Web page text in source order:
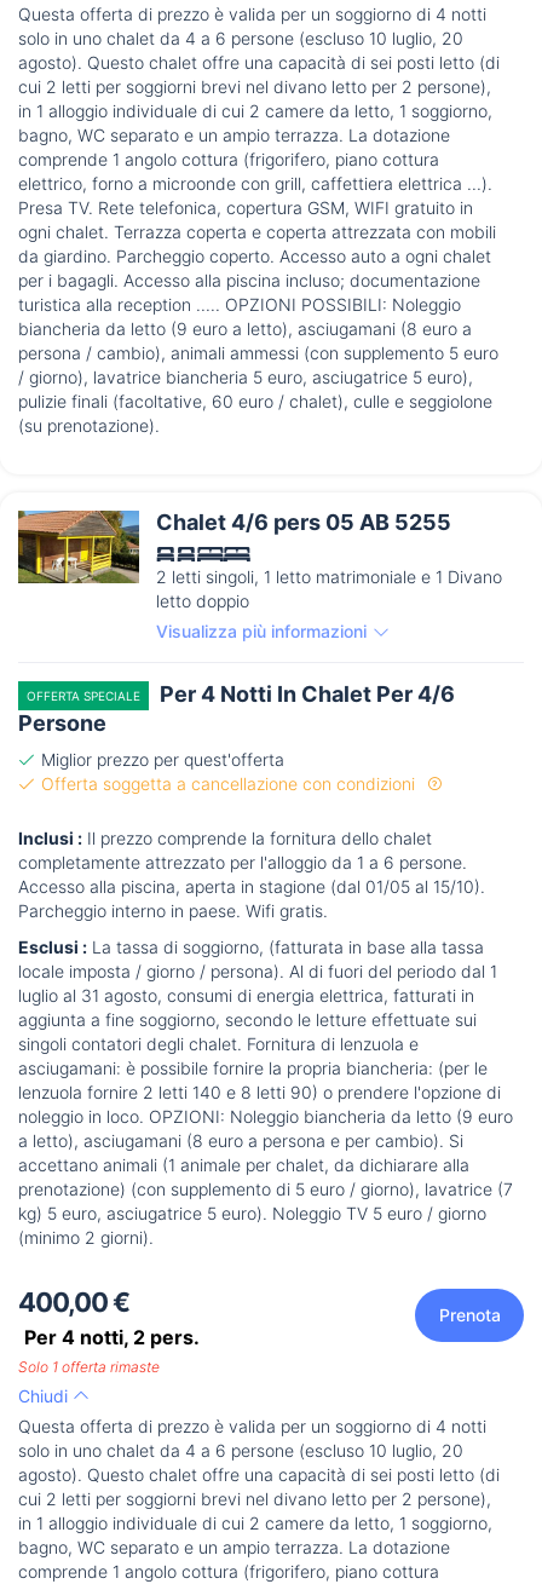
Questa offerta di prezzo è valida per un soggiorno di 4 notti
solo in uno chalet da 4 a 6 persone (escluso 10 luglio, 20
agosto). Questo chalet offre una capacità di sei posti letto (di
cui 2 letti per soggiorni brevi nel divano letto per 2 persone),
in 1 alloggio individuale di cui 2 camere da letto, 1 soggiorno,
bagno, WC separato e un ampio terrazza. La dotazione
comprende 1 angolo cottura (frigorifero, piano cottura
elettrico, forno a microonde con grill, caffettiera elettrica ...).
Presa TV. Rete telefonica, copertura GSM, WIFI gratuito in
ogni chalet. Terrazza coperta e coperta attrezzata con mobili
da giardino. Parcheggio coperto. Accesso auto a ogni chalet
per i bagagli. Accesso alla piscina incluso; documentazione
turistica alla reception ..... OPZIONI POSSIBILI: Noleggio
biancheria da letto (9 euro a letto), asciugamani (8 euro a
persona / cambio), animali ammessi (con supplemento 5 euro
/ giorno), lavatrice biancheria 5 euro, asciugatrice 5 euro),
pulizie finali (facoltative, 60 euro / chalet), culle e seggiolone
(su prenotazione).
Chalet 4/6 pers 05 AB 5255
2 letti singoli, 1 letto matrimoniale e 1 Divano
letto doppio
Visualizza più informazioni
OFFERTA SPECIALE
Per 4 Notti In Chalet Per 4/6
Persone
Miglior prezzo per quest'offerta
Offerta soggetta a cancellazione con condizioni
Inclusi : Il prezzo comprende la fornitura dello chalet
completamente attrezzato per l'alloggio da 1 a 6 persone.
Accesso alla piscina, aperta in stagione (dal 01/05 al 15/10).
Parcheggio interno in paese. Wifi gratis.
Esclusi : La tassa di soggiorno, (fatturata in base alla tassa
locale imposta / giorno / persona). Al di fuori del periodo dal 1
luglio al 31 agosto, consumi di energia elettrica, fatturati in
aggiunta a fine soggiorno, secondo le letture effettuate sui
singoli contatori degli chalet. Fornitura di lenzuola e
asciugamani: è possibile fornire la propria biancheria: (per le
lenzuola fornire 2 letti 140 e 8 letti 90) o prendere l'opzione di
noleggio in loco. OPZIONI: Noleggio biancheria da letto (9 euro
a letto), asciugamani (8 euro a persona e per cambio). Si
accettano animali (1 animale per chalet, da dichiarare alla
prenotazione) (con supplemento di 5 euro / giorno), lavatrice (7
kg) 5 euro, asciugatrice 5 euro). Noleggio TV 5 euro / giorno
(minimo 2 giorni).
400,00 €
Per 4 notti, 2 pers.
Prenota
Solo 1 offerta rimaste
Chiudi
Questa offerta di prezzo è valida per un soggiorno di 4 notti
solo in uno chalet da 4 a 6 persone (escluso 10 luglio, 20
agosto). Questo chalet offre una capacità di sei posti letto (di
cui 2 letti per soggiorni brevi nel divano letto per 2 persone),
in 1 alloggio individuale di cui 2 camere da letto, 1 soggiorno,
bagno, WC separato e un ampio terrazza. La dotazione
comprende 1 angolo cottura (frigorifero, piano cottura